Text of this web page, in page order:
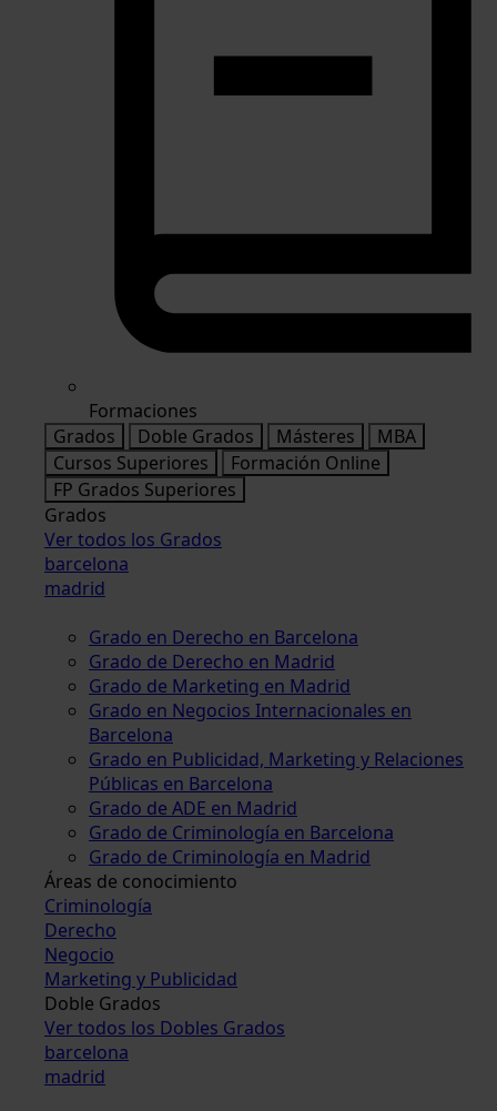
Formaciones
Grados
Doble Grados Másteres
MBA
Cursos Superiores
Formación Online
FP Grados Superiores
Grados
Ver todos los Grados
barcelona
madrid
Grado en Derecho en Barcelona
Grado de Derecho en Madrid
Grado de Marketing en Madrid
Grado en Negocios Internacionales en
Barcelona
Grado en Publicidad, Marketing y Relaciones
Públicas en Barcelona
Grado de ADE en Madrid
Grado de Criminología en Barcelona
Grado de Criminología en Madrid
Áreas de conocimiento
Criminología
Derecho
Negocio
Marketing y Publicidad
Doble Grados
Ver todos los Dobles Grados
barcelona
madrid